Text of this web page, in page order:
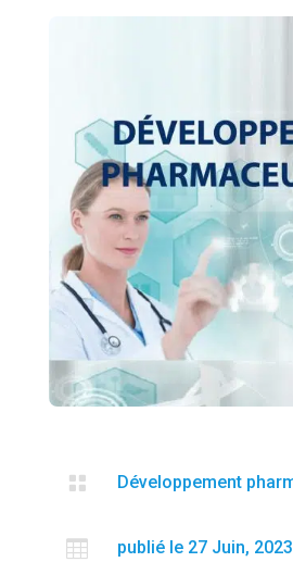
 Développement
 publié le 27 Juin, 2023